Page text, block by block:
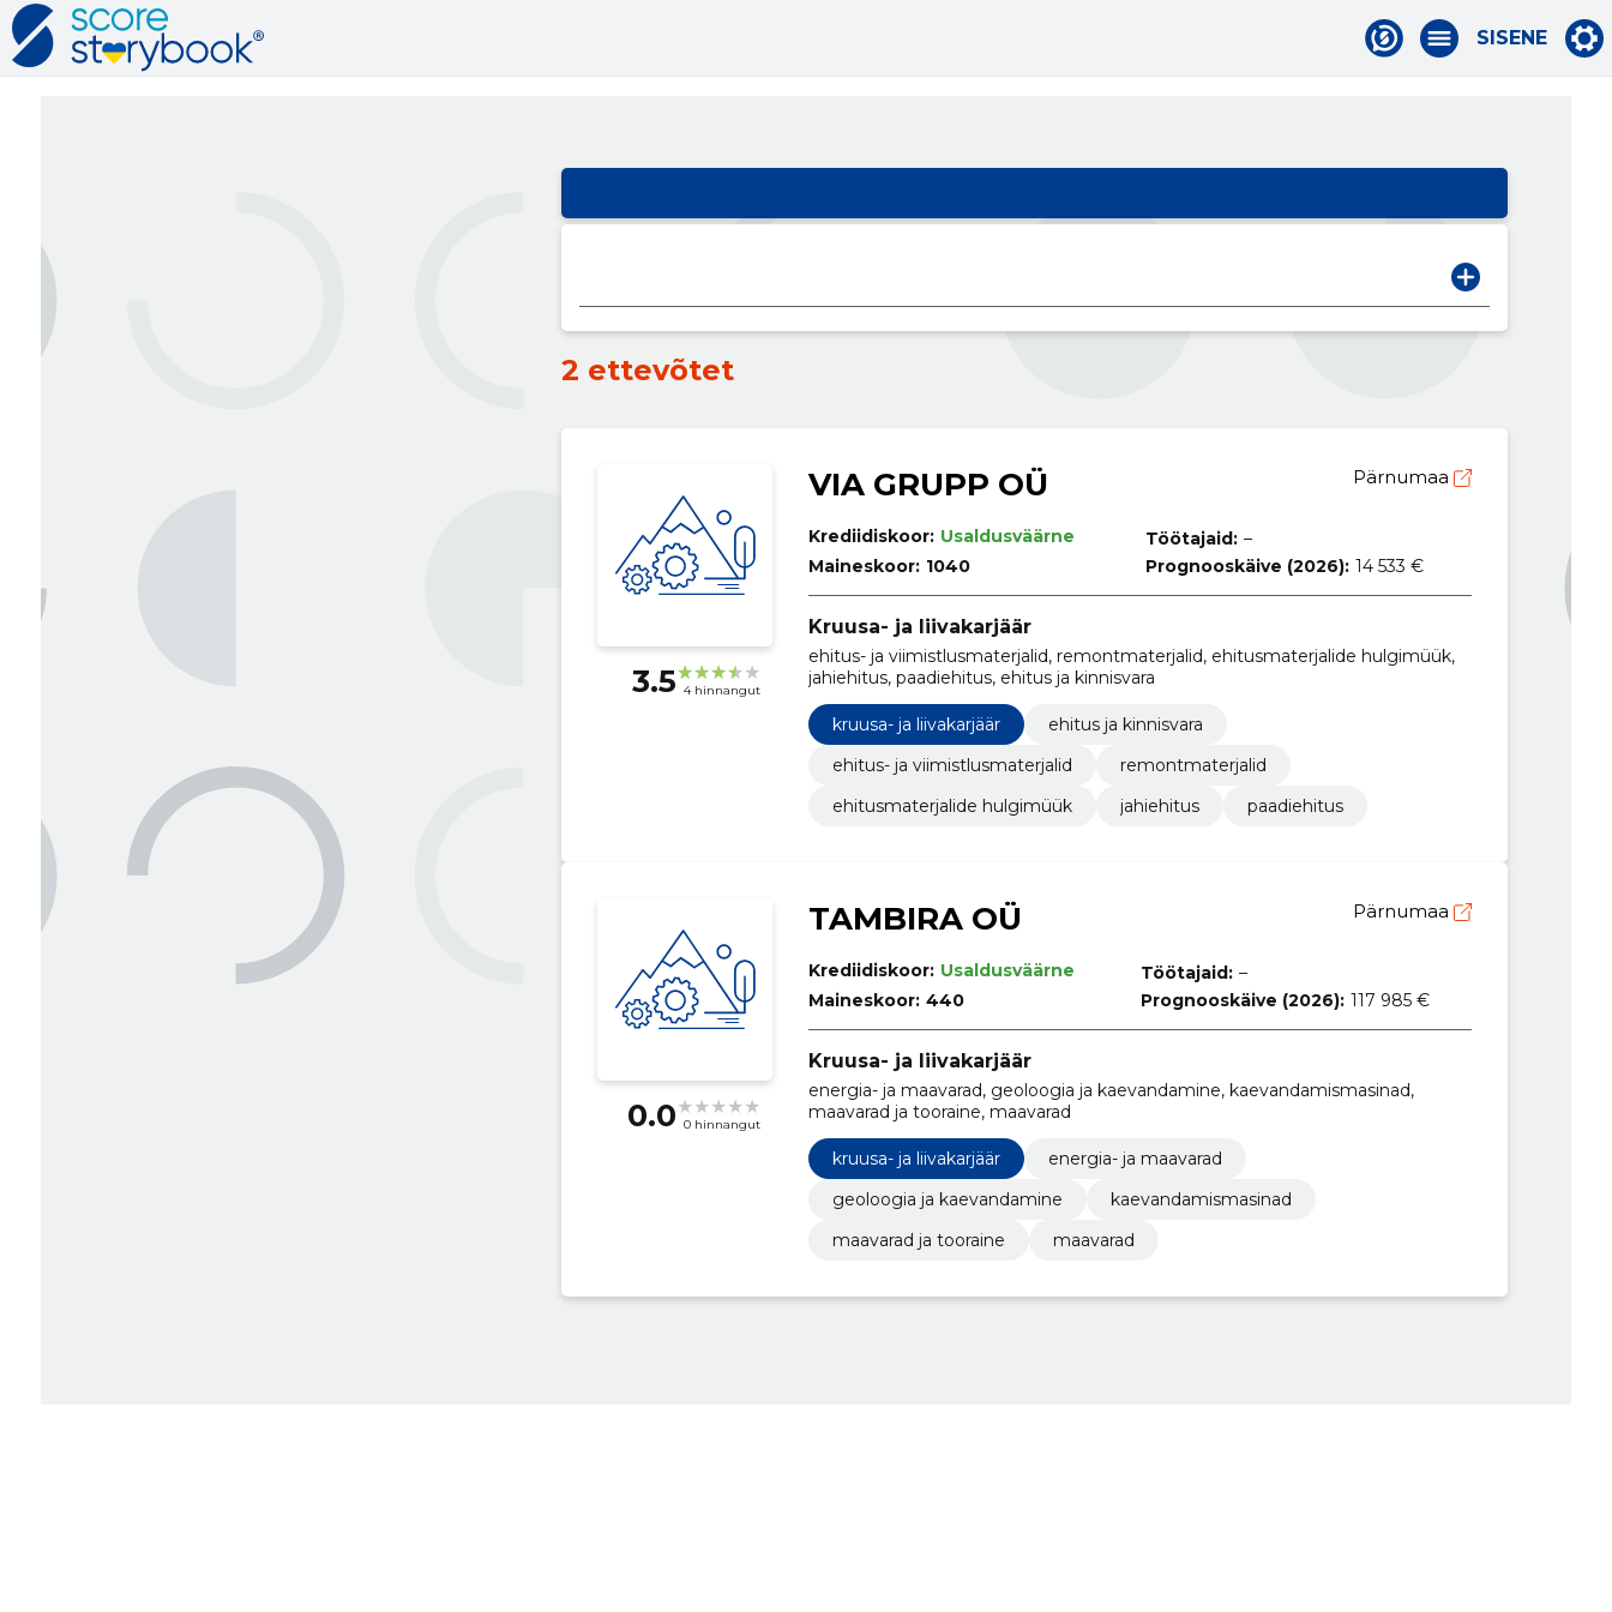
SISENE
2 ettevõtet
3.5 4 hinnangut
VIA GRUPP OÜ Pärnumaa
Krediidiskoor: Usaldusväärne
Maineskoor: 1040
Töötajaid: –
Prognooskäive (2026): 14 533 €
Kruusa- ja liivakarjäär
ehitus- ja viimistlusmaterjalid, remontmaterjalid, ehitusmaterjalide hulgimüük,
jahiehitus, paadiehitus, ehitus ja kinnisvara
kruusa- ja liivakarjäär
ehitus ja kinnisvara
ehitus- ja viimistlusmaterjalid
remontmaterjalid
ehitusmaterjalide hulgimüük
jahiehitus paadiehitus
0.0 0 hinnangut
TAMBIRA OÜ Pärnumaa
Krediidiskoor: Usaldusväärne
Maineskoor: 440
Töötajaid: –
Prognooskäive (2026): 117 985 €
Kruusa- ja liivakarjäär
energia- ja maavarad, geoloogia ja kaevandamine, kaevandamismasinad,
maavarad ja tooraine, maavarad
kruusa- ja liivakarjäär
energia- ja maavarad
geoloogia ja kaevandamine
kaevandamismasinad
maavarad ja tooraine
maavarad